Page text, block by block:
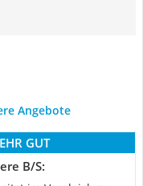
Angebote
GUT
B/S: